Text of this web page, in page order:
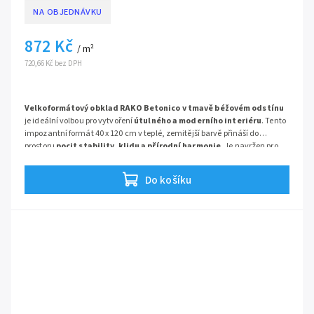
NA OBJEDNÁVKU
720,66 Kč bez DPH
872 Kč / m²
Do košíku
Velkoformátový obklad RAKO Betonico v tmavě béžovém odstínu
je ideální volbou pro vytvořeníútulného a moderního interiéru. Tento
impozantní formát 40 x 120 cm v teplé, zemitější barvě přináší do
prostoru pocit stability, klidu a přírodní harmonie . Je navržen pro
chladnou šedou, a hledají řešení, které opticky sjednotí stěny s
Betonico